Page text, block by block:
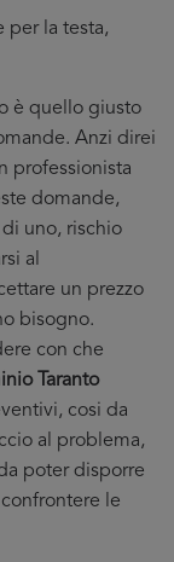
per la testa,
è quello giusto
Anzi direi
professionista
domande,
uno, rischio
al
un prezzo
bisogno.
con che
Taranto
cosi da
al problema,
poter disporre
le